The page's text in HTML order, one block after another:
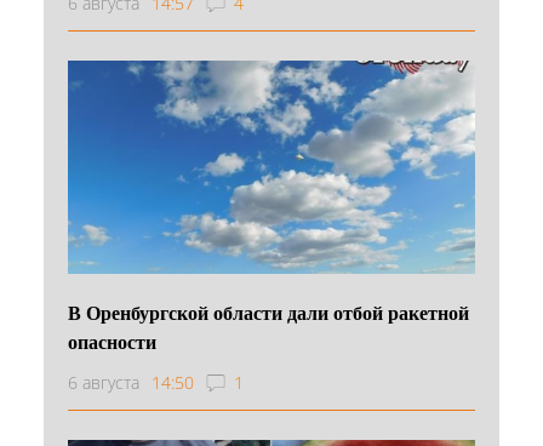
В Оренбургской области дали отбой ракетной
опасности
6 августа 14:50 1